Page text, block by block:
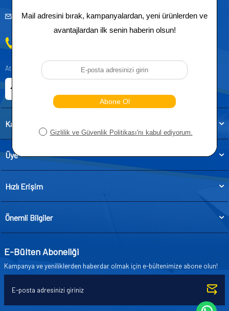
musteridestek@goodyearotoaksesuar.com.tr
Atatürk, Kıraç Mevkii, Orhan Veli Cd. D:No:19, 34522 Esenyurt/İstanbul
Kategoriler
Üye
Hızlı Erişim
Önemli Bilgiler
E-Bülten Aboneliği
Kampanya ve yeniliklerden haberdar olmak için e-bültenimize abone olun!